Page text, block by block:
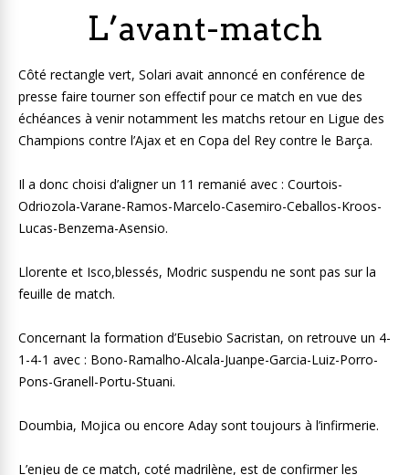
L’avant-match
Côté rectangle vert, Solari avait annoncé en conférence de
presse faire tourner son effectif pour ce match en vue des
échéances à venir notamment les matchs retour en Ligue des
Champions contre l’Ajax et en Copa del Rey contre le Barça.
Il a donc choisi d’aligner un 11 remanié avec : Courtois-
Odriozola-Varane-Ramos-Marcelo-Casemiro-Ceballos-Kroos-
Lucas-Benzema-Asensio.
Llorente et Isco,blessés, Modric suspendu ne sont pas sur la
feuille de match.
Concernant la formation d’Eusebio Sacristan, on retrouve un 4-
1-4-1 avec : Bono-Ramalho-Alcala-Juanpe-Garcia-Luiz-Porro-
Pons-Granell-Portu-Stuani.
Doumbia, Mojica ou encore Aday sont toujours à l’infirmerie.
L’enjeu de ce match, coté madrilène, est de confirmer les